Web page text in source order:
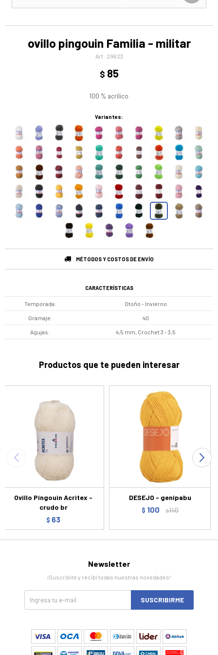
ovillo pingouin Familia - militar
29623
$ 85
100 % acrílico
Variantes:
MÉTODOS Y COSTOS DE ENVÍO
CARACTERÍSTICAS
Temporada Otoño - Invierno
Gramaje 40
Agujas 4,5 mm, Crochet 3 - 3,5
Productos que te pueden interesar
Ovillo Pingouin Acritex -
crudo br
$ 63
DESEJO - genipabu
$ 100 $140
Newsletter
¡Suscribite y recibí todas nuestras novedades!
SUSCRIBIRME